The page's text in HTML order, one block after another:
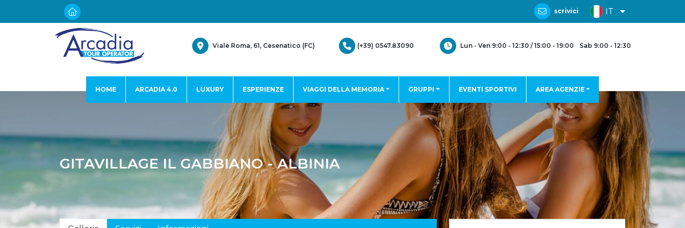
scrivici IT
Viale Roma, 61, Cesenatico (FC) (+39) 0547.83090 Lun - Ven 9:00 - 12:30 / 15:00 - 19:00 Sab 9:00 - 12:30
HOME ARCADIA 4.0 LUXURY ESPERIENZE VIAGGI DELLA MEMORIA GRUPPI EVENTI SPORTIVI AREA AGENZIE
GITAVILLAGE IL GABBIANO - ALBINIA